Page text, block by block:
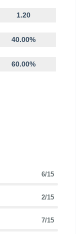
1.20
40.00%
60.00%
6/15
2/15
7/15